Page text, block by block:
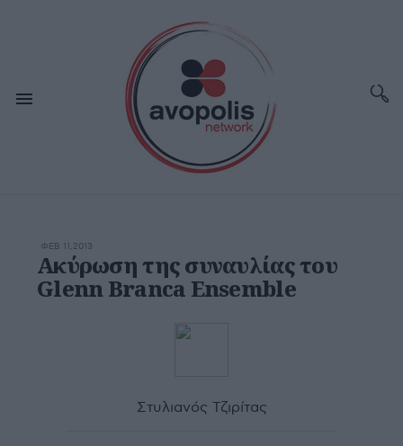
ΦΕΒ 11,2013
Ακύρωση της συναυλίας του
Glenn Branca Ensemble
Στυλιανός Τζιρίτας